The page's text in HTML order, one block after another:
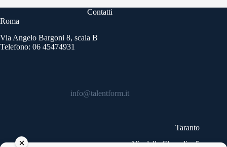
Contatti
Roma
Via Angelo Bargoni 8, scala B
Telefono: 06 45474931
info@talentform.it
Taranto
Via delle Cheradi n.5